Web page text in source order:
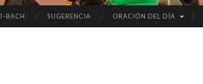
BACH SUGERENCIA ORACIÓN DEL DÍA